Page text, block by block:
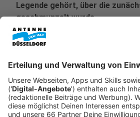
Legende gehört, über die
geschmunzelt wurde.
Veröffentlicht:
Anzeige
Der Dunkle König und die
Sedai sollen für den Fluss der Zeit